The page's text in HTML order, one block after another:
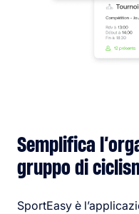
Semplifica
gruppo di
SportEasy è